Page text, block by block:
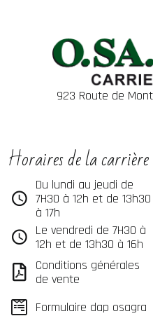
923 Route de
Horaires de la carrière
Du lundi au jeudi de
7H30 à 12h et de 13h30
à 17h
Le vendredi de 7H30 à
12h et de 13h30 à 16h
Conditions générales
de vente
Formulaire dap osagra